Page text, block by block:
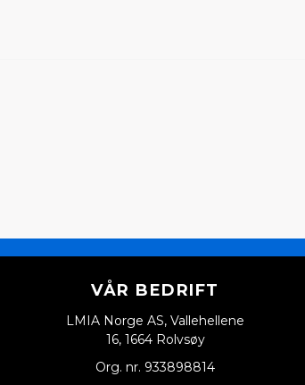
VÅR BEDRIFT
LMIA Norge AS, Vallehellene
16, 1664 Rolvsøy
Org. nr. 933898814